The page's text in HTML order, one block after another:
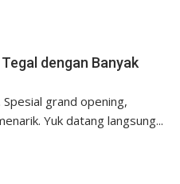
dengan Banyak
grand opening,
Yuk datang langsung...